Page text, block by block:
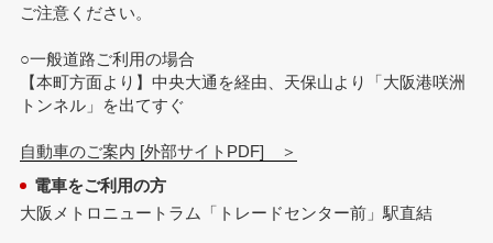
ご注意ください。
○一般道路ご利用の場合
【本町方面より】中央大通を経由、天保山より「大阪港咲洲
トンネル」を出てすぐ
自動車のご案内 [外部サイトPDF] ＞
電車をご利用の方
大阪メトロニュートラム「トレードセンター前」駅直結